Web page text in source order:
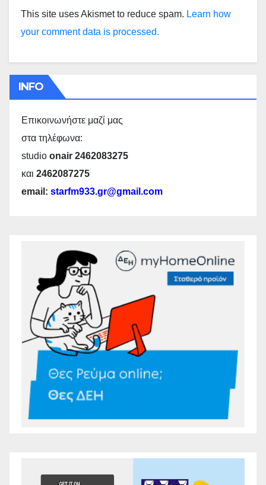
This site uses Akismet to reduce spam. Learn how
your comment data is processed.
INFO
Επικοινωνήστε μαζί μας
στα τηλέφωνα:
studio onair 2462083275
και 2462087275
email: starfm933.gr@gmail.com